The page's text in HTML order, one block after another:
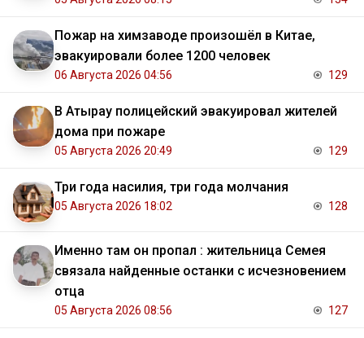
Пожар на химзаводе произошёл в Китае,
эвакуировали более 1200 человек
06 Августа 2026 04:56 129
В Атырау полицейский эвакуировал жителей
дома при пожаре
05 Августа 2026 20:49 129
Три года насилия, три года молчания
05 Августа 2026 18:02 128
Именно там он пропал : жительница Семея
связала найденные останки с исчезновением
отца
05 Августа 2026 08:56 127